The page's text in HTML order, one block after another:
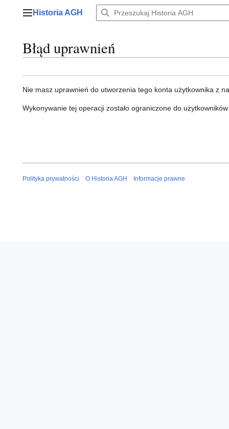
Menu główne
Historia AGH
Błąd uprawnień
Nie masz uprawnień do utworzenia tego konta użytkownika z
Wykonywanie tej operacji zostało ograniczone do
Polityka prywatności O Historia AGH Informacje prawne